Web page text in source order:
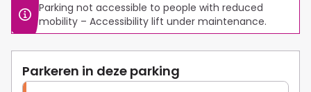
Parking not accessible to people with reduced
mobility – Accessibility lift under maintenance.
Parkeren in deze parking